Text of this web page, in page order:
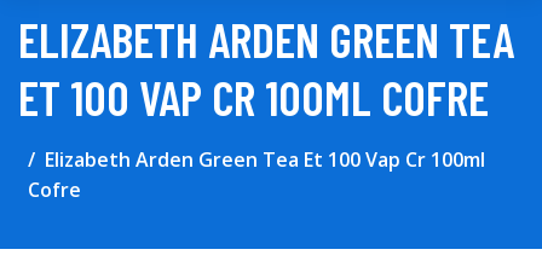
ELIZABETH ARDEN GREEN TEA
ET 100 VAP CR 100ML COFRE
Elizabeth Arden Green Tea Et 100 Vap Cr 100ml
Cofre